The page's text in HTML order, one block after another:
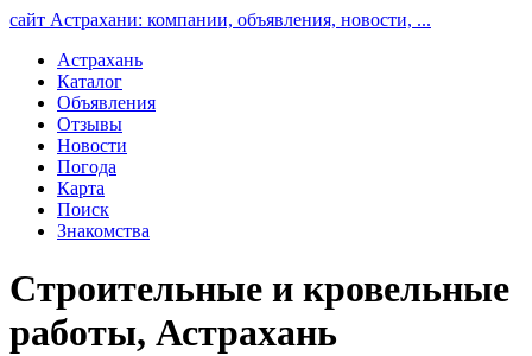
сайт Астрахани: компании, объявления, новости, ...
Астрахань
Каталог
Объявления
Отзывы
Новости
Погода
Карта
Поиск
Знакомства
Строительные и кровельные
работы, Астрахань